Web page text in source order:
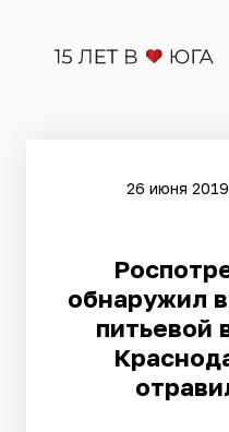
26 июня
обнаружил
питьевой